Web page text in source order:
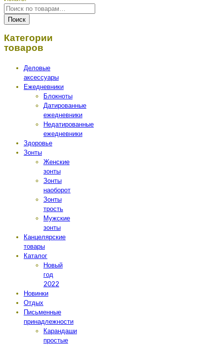
Поиск
Категории
товаров
Деловые
аксессуары
Ежедневники
Блокноты
Датированные
ежедневники
Недатированные
ежедневники
Здоровье
Зонты
Женские
зонты
Зонты
наоборот
Зонты
трость
Мужские
зонты
Канцелярские
товары
Каталог
Новый
год
2022
Новинки
Отдых
Письменные
принадлежности
Карандаши
простые